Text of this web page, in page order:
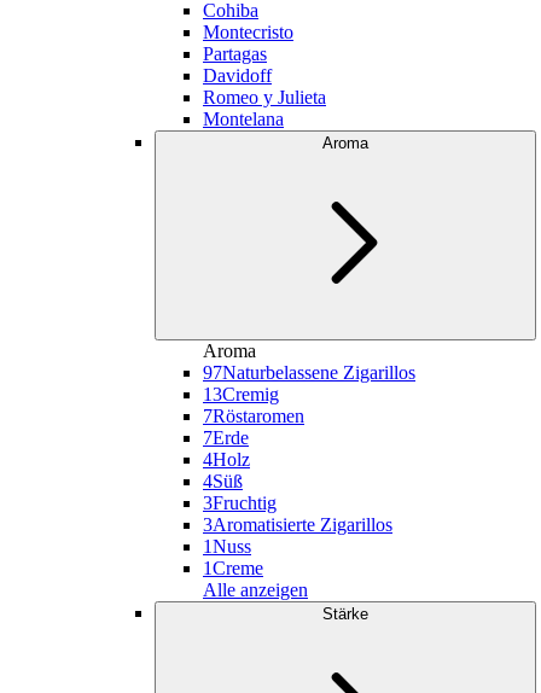
Cohiba
Montecristo
Partagas
Davidoff
Romeo y Julieta
Montelana
Aroma
Aroma
97Naturbelassene Zigarillos
13Cremig
7Röstaromen
7Erde
4Holz
4Süß
3Fruchtig
3Aromatisierte Zigarillos
1Nuss
1Creme
Alle anzeigen
Stärke